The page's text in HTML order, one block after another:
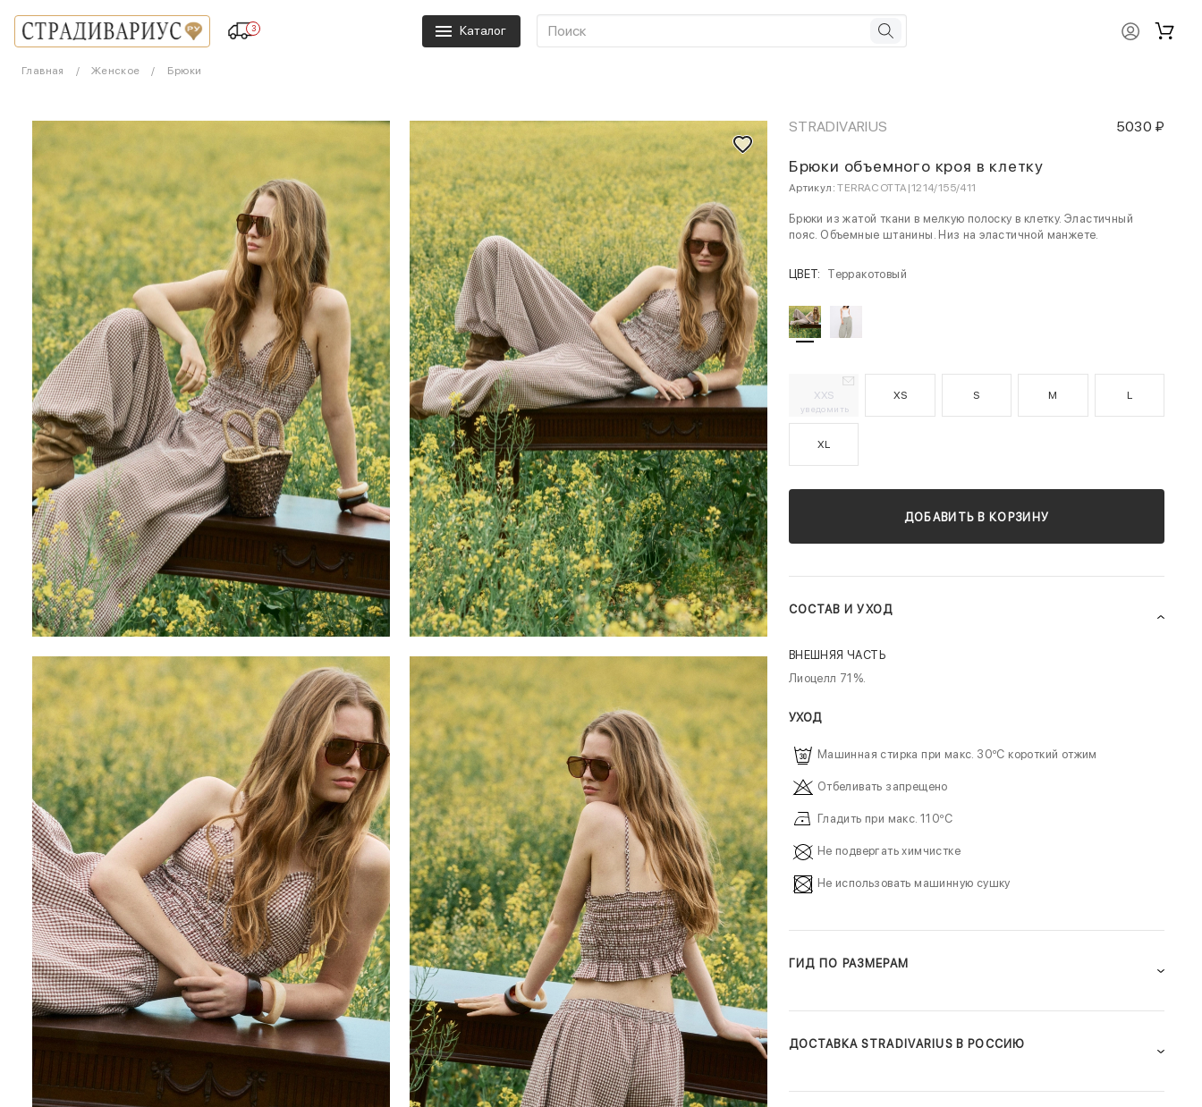
3 Каталог
Главная Женское Брюки
STRADIVARIUS 5030 ₽
Брюки объемного кроя в клетку
Артикул: TERRACOTTA|1214/155/411
Брюки из жатой ткани в мелкую полоску в клетку. Эластичный
пояс. Объемные штанины. Низ на эластичной манжете.
ЦВЕТ: Терракотовый
XXS
уведомить
XS S M L
XL
ДОБАВИТЬ В КОРЗИНУ
СОСТАВ И УХОД
ВНЕШНЯЯ ЧАСТЬ
Лиоцелл 71%.
УХОД
Машинная стирка при макс. 30ºC короткий отжим
Отбеливать запрещено
Гладить при макс. 110ºC
Не подвергать химчистке
Не использовать машинную сушку
ГИД ПО РАЗМЕРАМ
ДОСТАВКА STRADIVARIUS В РОССИЮ